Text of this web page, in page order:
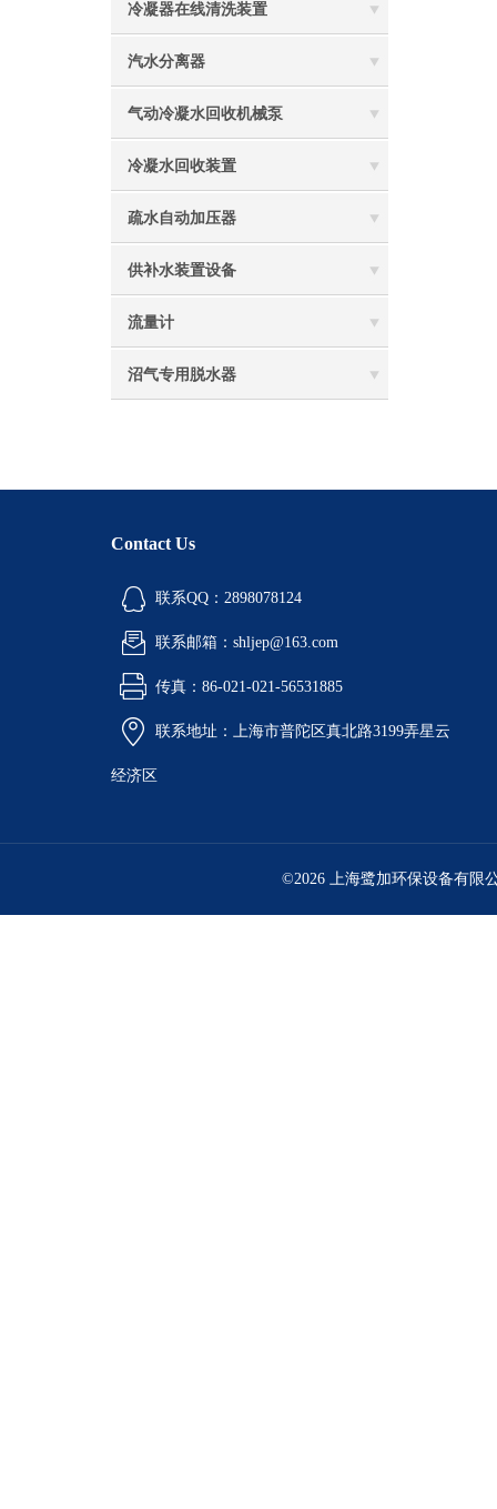
冷凝器在线清洗装置
汽水分离器
气动冷凝水回收机械泵
冷凝水回收装置
疏水自动加压器
供补水装置设备
流量计
沼气专用脱水器
Contact Us
联系QQ：2898078124
联系邮箱：shljep@163.com
传真：86-021-021-56531885
联系地址：上海市普陀区真北路3199弄星云
经济区
©2026 上海鹭加环保设备有限